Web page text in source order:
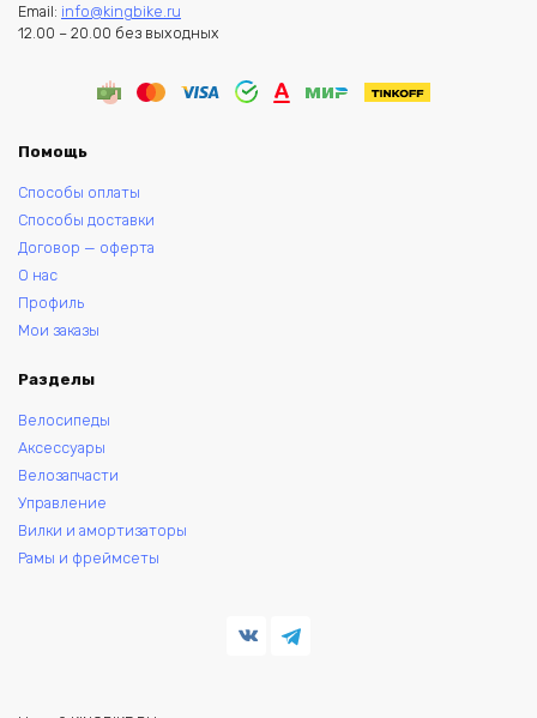
Email: info@kingbike.ru
12.00 – 20.00 без выходных
Помощь
Способы оплаты
Способы доставки
Договор — оферта
О нас
Профиль
Мои заказы
Разделы
Велосипеды
Аксессуары
Велозапчасти
Управление
Вилки и амортизаторы
Рамы и фреймсеты